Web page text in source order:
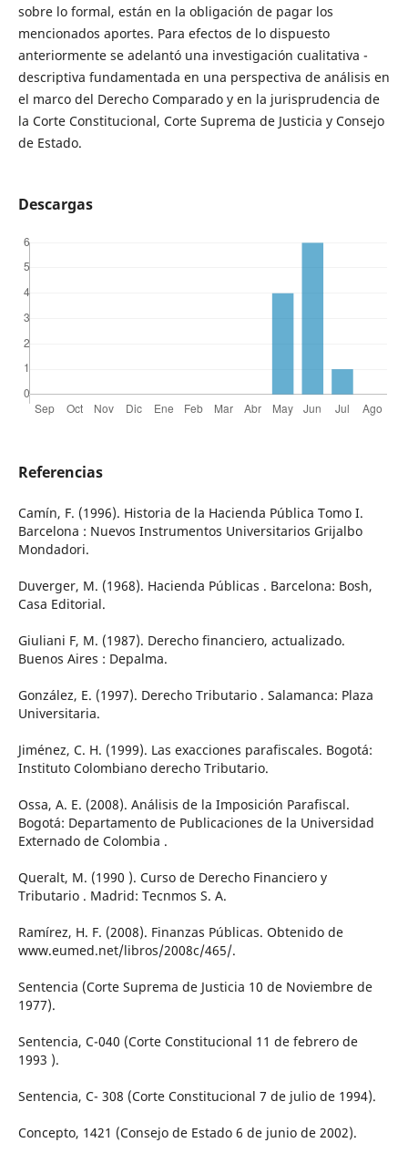
sobre lo formal, están en la obligación de pagar los
mencionados aportes. Para efectos de lo dispuesto
anteriormente se adelantó una investigación cualitativa -
descriptiva fundamentada en una perspectiva de análisis en
el marco del Derecho Comparado y en la jurisprudencia de
la Corte Constitucional, Corte Suprema de Justicia y Consejo
de Estado.
Descargas
Referencias
Camín, F. (1996). Historia de la Hacienda Pública Tomo I.
Barcelona : Nuevos Instrumentos Universitarios Grijalbo
Mondadori.
Duverger, M. (1968). Hacienda Públicas . Barcelona: Bosh,
Casa Editorial.
Giuliani F, M. (1987). Derecho financiero, actualizado.
Buenos Aires : Depalma.
González, E. (1997). Derecho Tributario . Salamanca: Plaza
Universitaria.
Jiménez, C. H. (1999). Las exacciones parafiscales. Bogotá:
Instituto Colombiano derecho Tributario.
Ossa, A. E. (2008). Análisis de la Imposición Parafiscal.
Bogotá: Departamento de Publicaciones de la Universidad
Externado de Colombia .
Queralt, M. (1990 ). Curso de Derecho Financiero y
Tributario . Madrid: Tecnmos S. A.
Ramírez, H. F. (2008). Finanzas Públicas. Obtenido de
www.eumed.net/libros/2008c/465/.
Sentencia (Corte Suprema de Justicia 10 de Noviembre de
1977).
Sentencia, C-040 (Corte Constitucional 11 de febrero de
1993 ).
Sentencia, C- 308 (Corte Constitucional 7 de julio de 1994).
Concepto, 1421 (Consejo de Estado 6 de junio de 2002).